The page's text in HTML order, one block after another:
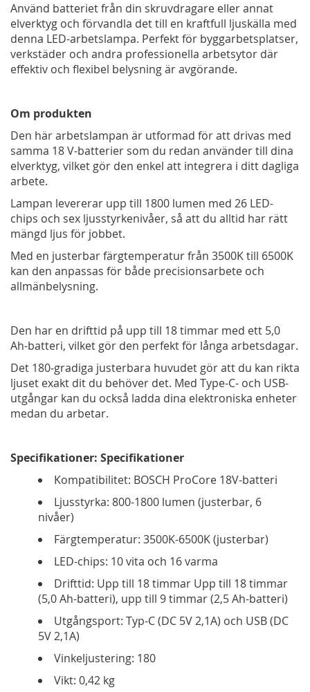
Använd batteriet från din skruvdragare eller annat
elverktyg och förvandla det till en kraftfull ljuskälla med
denna LED-arbetslampa. Perfekt för byggarbetsplatser,
verkstäder och andra professionella arbetsytor där
effektiv och flexibel belysning är avgörande.
Om produkten
Den här arbetslampan är utformad för att drivas med
samma 18 V-batterier som du redan använder till dina
elverktyg, vilket gör den enkel att integrera i ditt dagliga
arbete.
Lampan levererar upp till 1800 lumen med 26 LED-
chips och sex ljusstyrkenivåer, så att du alltid har rätt
mängd ljus för jobbet.
Med en justerbar färgtemperatur från 3500K till 6500K
kan den anpassas för både precisionsarbete och
allmänbelysning.
Den har en drifttid på upp till 18 timmar med ett 5,0
Ah-batteri, vilket gör den perfekt för långa arbetsdagar.
Det 180-gradiga justerbara huvudet gör att du kan rikta
ljuset exakt dit du behöver det. Med Type-C- och USB-
utgångar kan du också ladda dina elektroniska enheter
medan du arbetar.
Specifikationer: Specifikationer
Kompatibilitet: BOSCH ProCore 18V-batteri
Ljusstyrka: 800-1800 lumen (justerbar, 6
nivåer)
Färgtemperatur: 3500K-6500K (justerbar)
LED-chips: 10 vita och 16 varma
Drifttid: Upp till 18 timmar Upp till 18 timmar
(5,0 Ah-batteri), upp till 9 timmar (2,5 Ah-batteri)
Utgångsport: Typ-C (DC 5V 2,1A) och USB (DC
5V 2,1A)
Vinkeljustering: 180
Vikt: 0,42 kg